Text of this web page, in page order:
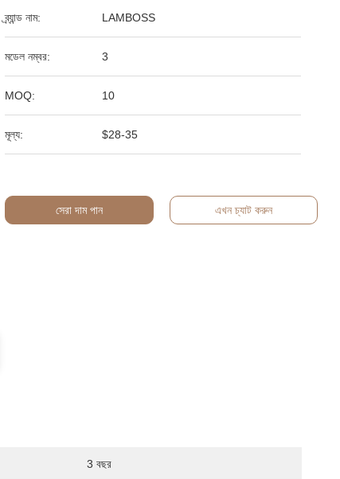
ব্র্যান্ড নাম: LAMBOSS
মডেল নম্বর: 3
MOQ: 10
মূল্য: $28-35
সেরা দাম পান এখন চ্যাট করুন
3 বছর